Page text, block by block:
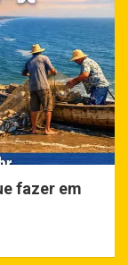
fazer em